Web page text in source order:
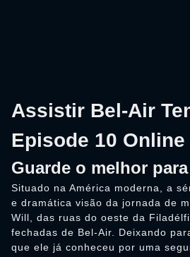
Assistir Bel-Air
Episode 10 Online
Guarde o melhor
Situado na América moderna, a
e dramática visão da jornada de
Will, das ruas do oeste da
fechadas de Bel-Air. Deixando
que ele já conheceu por uma